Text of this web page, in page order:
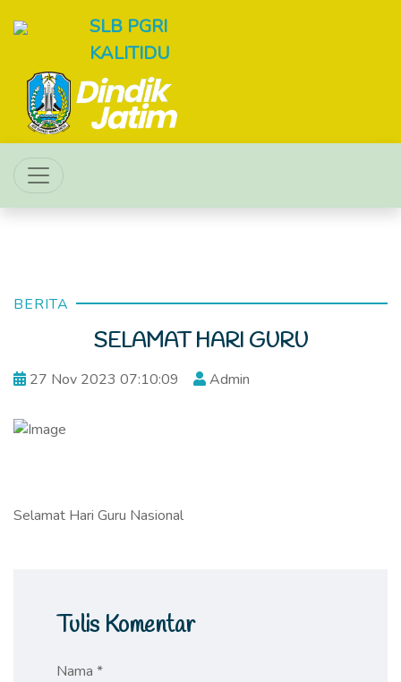
SLB PGRI
KALITIDU
BERITA
SELAMAT HARI GURU
27 Nov 2023 07:10:09 Admin
Selamat Hari Guru Nasional
Tulis Komentar
Nama *